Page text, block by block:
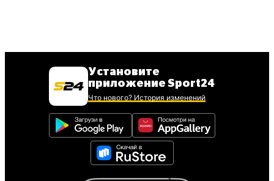
Установите
приложение Sport24
Что нового? История изменений